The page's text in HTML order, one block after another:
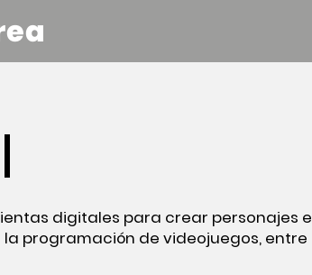
digitales para crear personajes e
programación de videojuegos, entre